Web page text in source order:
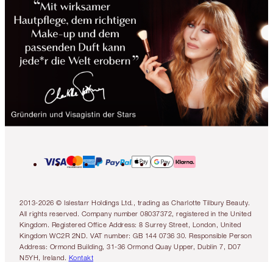
2013-2026 © Islestarr Holdings Ltd., trading as Charlotte Tilbury Beauty.
All rights reserved. Company number 08037372, registered in the United
Kingdom. Registered Office Address: 8 Surrey Street, London, United
Kingdom WC2R 2ND. VAT number: GB 144 0736 30. Responsible Person
Address: Ormond Building, 31-36 Ormond Quay Upper, Dublin 7, D07
N5YH, Ireland. Kontakt